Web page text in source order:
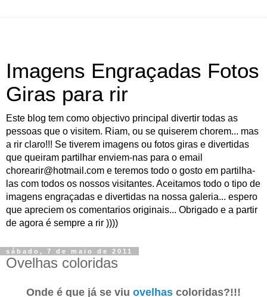
Imagens Engraçadas Fotos
Giras para rir
Este blog tem como objectivo principal divertir todas as
pessoas que o visitem. Riam, ou se quiserem chorem... mas
a rir claro!!! Se tiverem imagens ou fotos giras e divertidas
que queiram partilhar enviem-nas para o email
chorearir@hotmail.com e teremos todo o gosto em partilha-
las com todos os nossos visitantes. Aceitamos todo o tipo de
imagens engraçadas e divertidas na nossa galeria... espero
que apreciem os comentarios originais... Obrigado e a partir
de agora é sempre a rir ))))
sábado, 7 de maio de 2011
Ovelhas coloridas
Onde é que já se viu ovelhas coloridas?!!!